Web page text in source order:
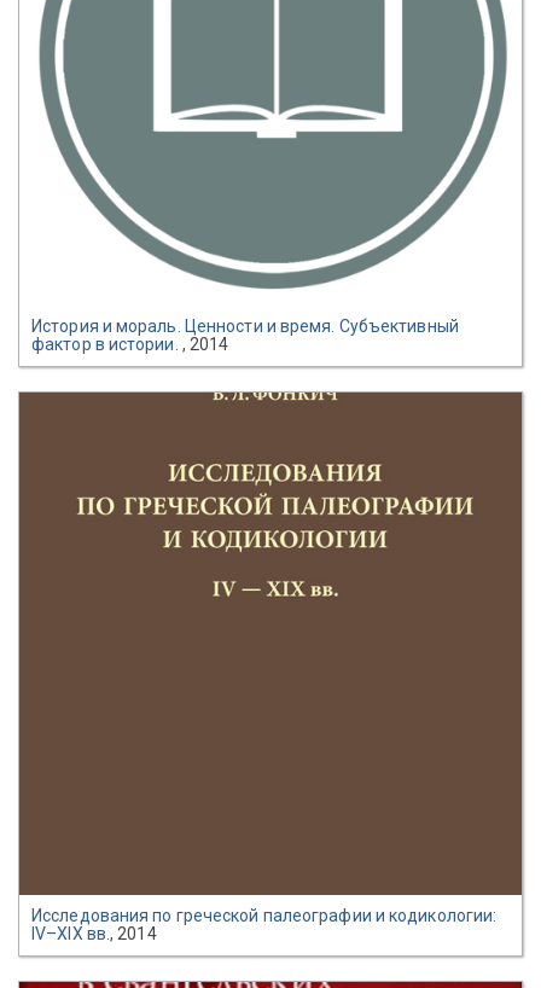
История и мораль. Ценности и время. Субъективный
фактор в истории. , 2014
Исследования по греческой палеографии и кодикологии:
IV–XIX вв. , 2014